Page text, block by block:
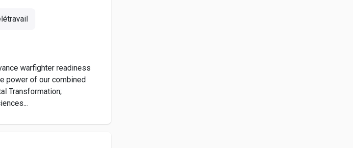
warfighter readiness
power of our combined
Transformation;